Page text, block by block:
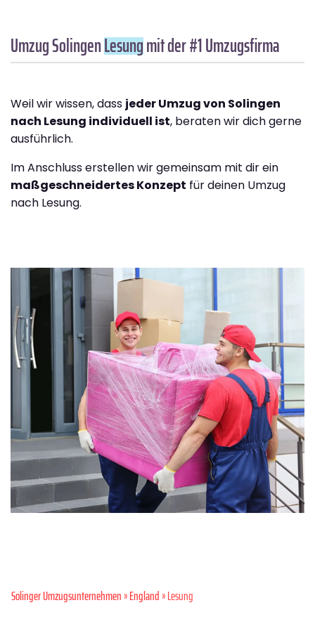
Umzug SolingenLesungmit der #1 Umzugsfirma
Weil wir wissen, dass jeder Umzug von Solingen
nach Lesung individuell ist, beraten wir dich gerne
ausführlich.
Im Anschluss erstellen wir gemeinsam mit dir ein
maßgeschneidertes Konzept für deinen Umzug
nach Lesung.
Solinger Umzugsunternehmen»England» Lesung